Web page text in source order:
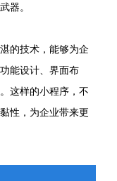
器。
的技术，能够为企
能设计、界面布
这样的小程序，不
性，为企业带来更